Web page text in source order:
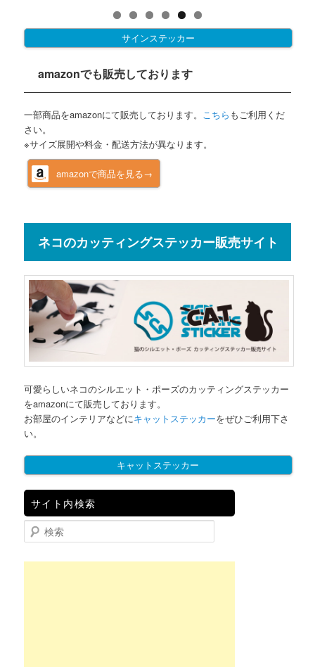
サインステッカー
amazonでも販売しております
一部商品をamazonにて販売しております。 こちら もご利用くだ
さい。
※サイズ展開や料金・配送方法が異なります。
amazonで商品を見る→
ネコのカッティングステッカー販売サイト
可愛らしいネコのシルエット・ポーズのカッティングステッカー
をamazonにて販売しております。
お部屋のインテリアなどにキャットステッカーをぜひご利用下さ
い。
キャットステッカー
サイト内検索
検索